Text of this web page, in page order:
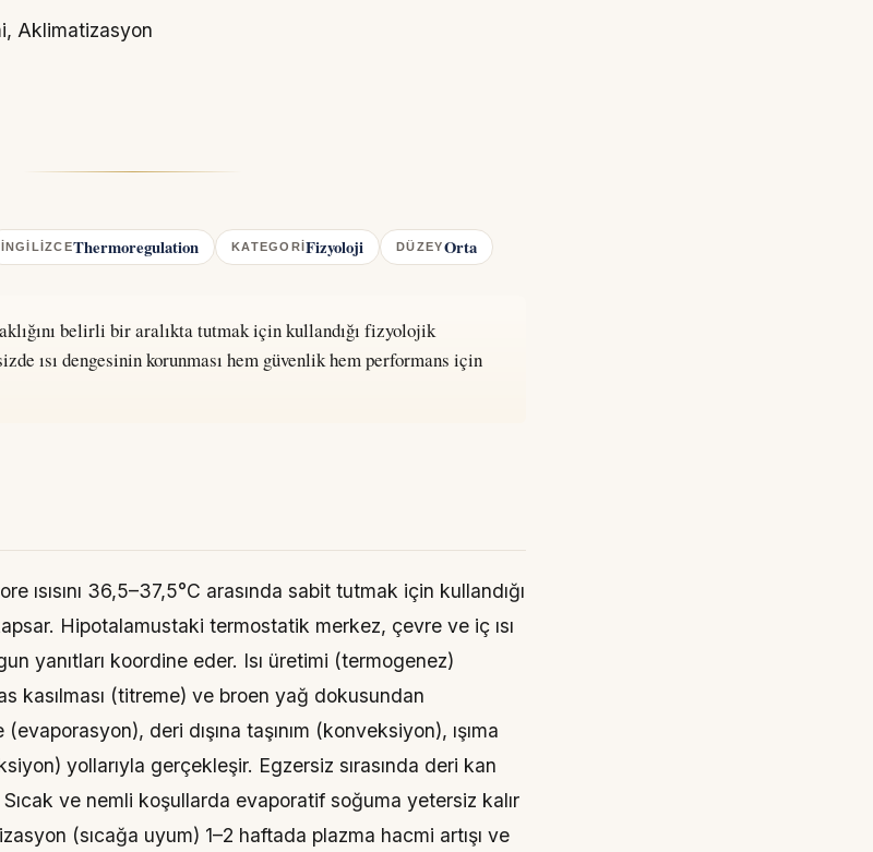
Aklimatizasyon
İNGILIZCEThermoregulation KATEGORIFizyoloji DÜZEYOrta
belirli bir aralıkta tutmak için kullandığı fizyolojik
ısı dengesinin korunması hem güvenlik hem performans için
ısısını 36,5–37,5°C arasında sabit tutmak için kullandığı
Hipotalamustaki termostatik merkez, çevre ve iç ısı
yanıtları koordine eder. Isı üretimi (termogenez)
kasılması (titreme) ve broen yağ dokusundan
deri dışına taşınım (konveksiyon), ışıma
yollarıyla gerçekleşir. Egzersiz sırasında deri kan
Sıcak ve nemli koşullarda evaporatif soğuma yetersiz kalır
(sıcağa uyum) 1–2 haftada plazma hacmi artışı ve